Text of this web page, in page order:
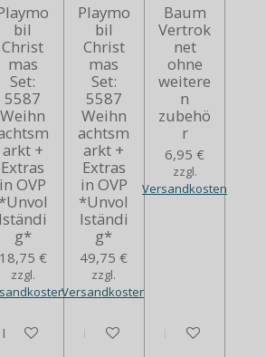
bil
Christ
mas
Set:
5587
Weihn
arkt +
Extras
in OVP
*Unvol
lständi
g*
18,75 €
zzgl.
In den Warenkorb
Playmo
bil
Christ
mas
Set:
5587
Weihn
achtsm
arkt +
Extras
in OVP
*Unvol
lständi
g*
49,75 €
zzgl.
Versandkosten
Bei Verfügbarkeit
Baum
Vertrok
net
ohne
weitere
n
zubehö
r
6,95 €
zzgl.
Versandkosten
In den